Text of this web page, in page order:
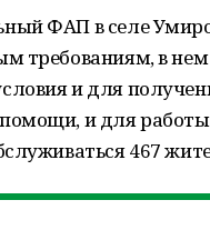
ФАП в селе
требованиям, в
и для
и для работы
467